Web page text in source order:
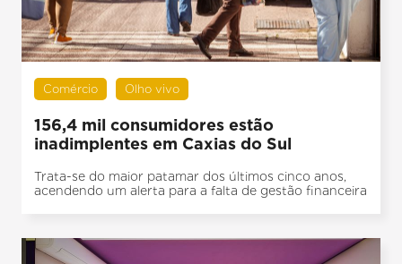
Comércio Olho vivo
156,4 mil consumidores estão
inadimplentes em Caxias do Sul
Trata-se do maior patamar dos últimos cinco anos,
acendendo um alerta para a falta de gestão financeira